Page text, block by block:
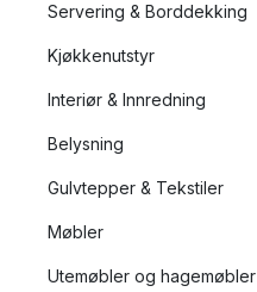
Servering & Borddekking
Kjøkkenutstyr
Interiør & Innredning
Belysning
Gulvtepper & Tekstiler
Møbler
Utemøbler og hagemøbler